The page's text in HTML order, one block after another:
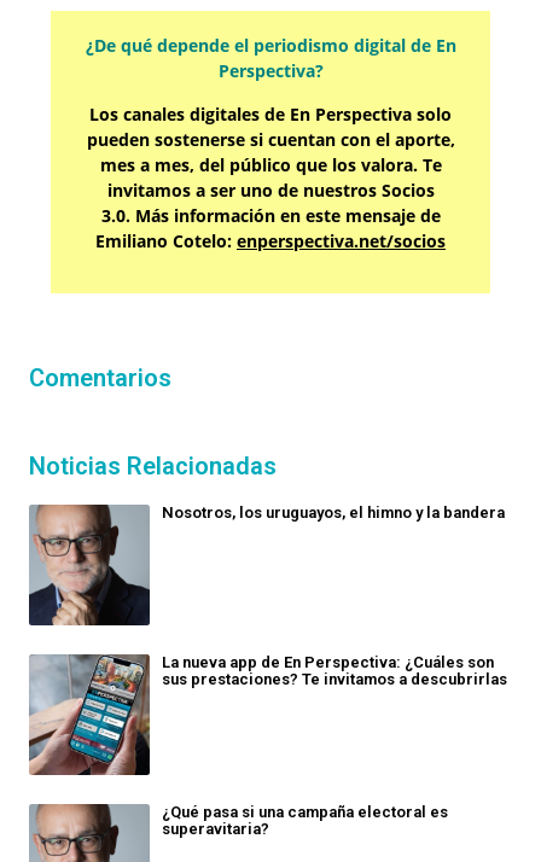
¿De qué depende el periodismo digital de En
Perspectiva?
Los canales digitales de En Perspectiva solo
pueden sostenerse si cuentan con el aporte,
mes a mes, del público que los valora. Te
invitamos a ser uno de nuestros Socios
3.0. Más información en este mensaje de
Emiliano Cotelo: enperspectiva.net/socios
Comentarios
Noticias Relacionadas
Nosotros, los uruguayos, el himno y la bandera
La nueva app de En Perspectiva: ¿Cuáles son
sus prestaciones? Te invitamos a descubrirlas
¿Qué pasa si una campaña electoral es
superavitaria?